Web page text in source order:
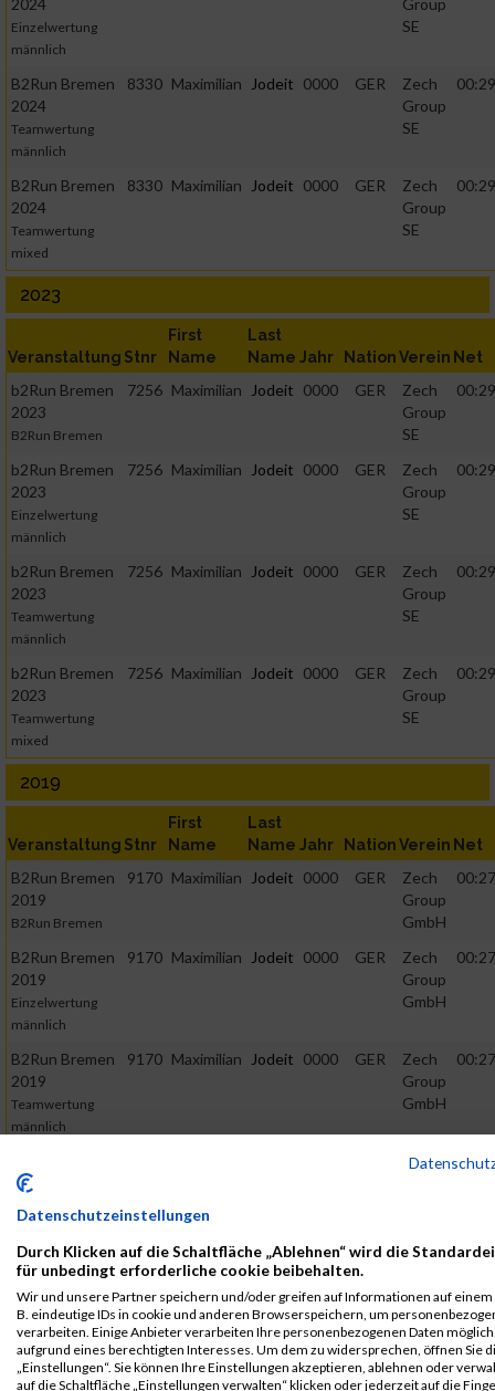
2024
Einzelwertung
männlich
Group
SE
B2Run Bremen
2024
Teamwertung
männlich
8330 Maximilian Jodeit 0000 GER
Zech
Group
SE
B2Run Bremen
2024
Teamwertung
mixed
8330 Maximilian Jodeit 0000 GER
Zech
Group
SE
2023
Veranstaltung Stnr
First
Name
Last
Name Jahr NationVerein Net
b2Run Bremen
2023
B2Run Bremen
7256 Maximilian Jodeit 0000 GER
Zech
Group
SE
b2Run Bremen
2023
Einzelwertung
männlich
7256 Maximilian Jodeit 0000 GER
Zech
Group
SE
b2Run Bremen
2023
Teamwertung
männlich
7256 Maximilian Jodeit 0000 GER
Zech
Group
SE
b2Run Bremen
2023
Teamwertung
mixed
7256 Maximilian Jodeit 0000 GER
Zech
Group
SE
2019
Veranstaltung Stnr
First
Name
Last
Name Jahr NationVerein Net
B2Run Bremen
2019
B2Run Bremen
9170 Maximilian Jodeit 0000 GER
Zech
Group
GmbH
B2Run Bremen
2019
Einzelwertung
männlich
9170 Maximilian Jodeit 0000 GER
Zech
Group
GmbH
B2Run Bremen
2019
Teamwertung
männlich
9170 Maximilian Jodeit 0000 GER
Zech
Group
GmbH
2019
Zech
2018
VeranstaltungStnr
First
Name
Last
NameJahr NationVereinNet
B2Run Bremen 8121 Maximilian Jodeit 0000 GER
Zech
Group
Datenschutzeinstellungen
Durch Klicken auf die Schaltfläche „Ablehnen“ wird die
für unbedingt erforderliche cookie beibehalten.
Wir und unsere Partner speichern und/oder greifen auf Informationen auf einem
B. eindeutige IDs in cookie und anderen Browserspeichern, um
verarbeiten. Einige Anbieter verarbeiten Ihre personenbezogenen Daten
aufgrund eines berechtigten Interesses. Um dem zu widersprechen, öffnen Sie
„Einstellungen“. Sie können Ihre Einstellungen akzeptieren, ablehnen oder
auf die Schaltfläche „Einstellungen verwalten“ klicken oder jederzeit auf die